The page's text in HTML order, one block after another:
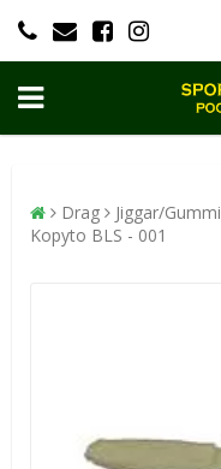
Drag Jiggar/Gummi
Kopyto BLS - 001